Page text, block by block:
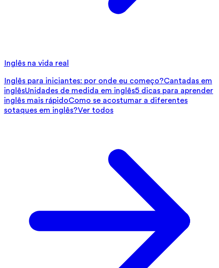
Inglês na vida real
Inglês para iniciantes: por onde eu começo?Cantadas em
inglêsUnidades de medida em inglês5 dicas para aprender
inglês mais rápidoComo se acostumar a diferentes
sotaques em inglês?Ver todos